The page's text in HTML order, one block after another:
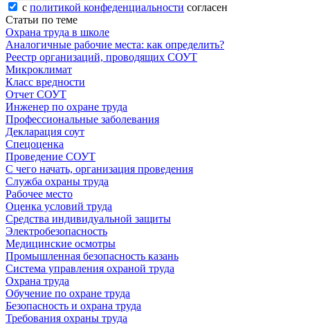
с политикой конфеденциальности согласен
Статьи по теме
Охрана труда в школе
Аналогичные рабочие места: как определить?
Реестр организаций, проводящих СОУТ
Микроклимат
Класс вредности
Отчет СОУТ
Инженер по охране труда
Профессиональные заболевания
Декларация соут
Спецоценка
Проведение СОУТ
С чего начать, организация проведения
Служба охраны труда
Рабочее место
Оценка условий труда
Средства индивидуальной защиты
Электробезопасность
Медицинские осмотры
Промышленная безопасность казань
Система управления охраной труда
Охрана труда
Обучение по охране труда
Безопасность и охрана труда
Требования охраны труда